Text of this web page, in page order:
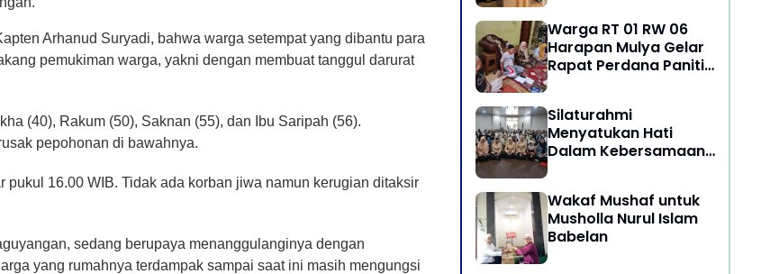
Arhanud Suryadi, bahwa warga setempat yang dibantu para
pemukiman warga, yakni dengan membuat tanggul darurat
(40), Rakum (50), Saknan (55), dan Ibu Saripah (56).
pepohonan di bawahnya.
16.00 WIB. Tidak ada korban jiwa namun kerugian ditaksir
sedang berupaya menanggulanginya dengan
yang rumahnya terdampak sampai saat ini masih mengungsi
Barat
Warga RT 01 RW 06
Harapan Mulya Gelar
Rapat Perdana Panitia
Silaturahmi
Menyatukan Hati
Dalam Kebersamaan
Ekonomi Kreatif
Provinsi DKI Jakarta
Wakaf Mushaf untuk
Musholla Nurul Islam
Babelan